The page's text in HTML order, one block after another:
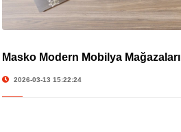
Masko Modern Mobilya Mağazaları
2026-03-13 15:22:24